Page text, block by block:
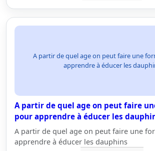
A partir de quel age on peut faire une
apprendre à éducer les
A partir de quel age on peut faire
pour apprendre à éducer les
A partir de quel age on peut faire une
apprendre à éducer les dauphins